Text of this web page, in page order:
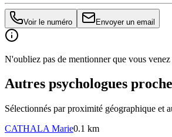
Voir le numéro Envoyer un email
N'oubliez pas de mentionner que vous
Autres psychologues
Sélectionnés par proximité géographique et
CATHALA Marie0.1 km